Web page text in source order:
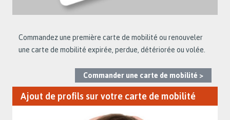
Commandez une première carte de mobilité ou renouveler
une carte de mobilité expirée, perdue, détériorée ou volée.
Commander une carte de mobilité >
Ajout de profils sur votre carte de mobilité